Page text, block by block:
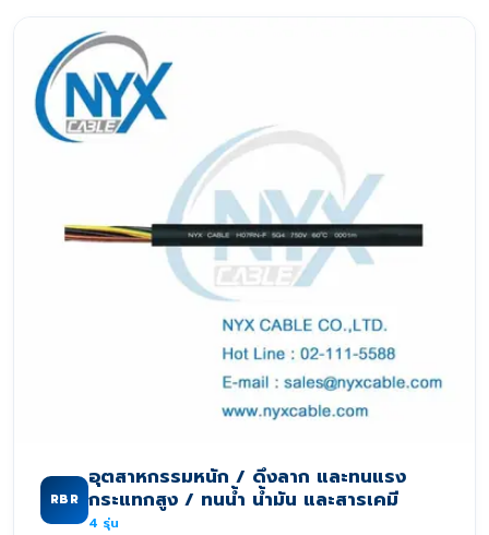
RBR
อุตสาหกรรมหนัก / ดึงลาก และทนแรง
กระแทกสูง / ทนน้ำ น้ำมัน และสารเคมี
4 รุ่น